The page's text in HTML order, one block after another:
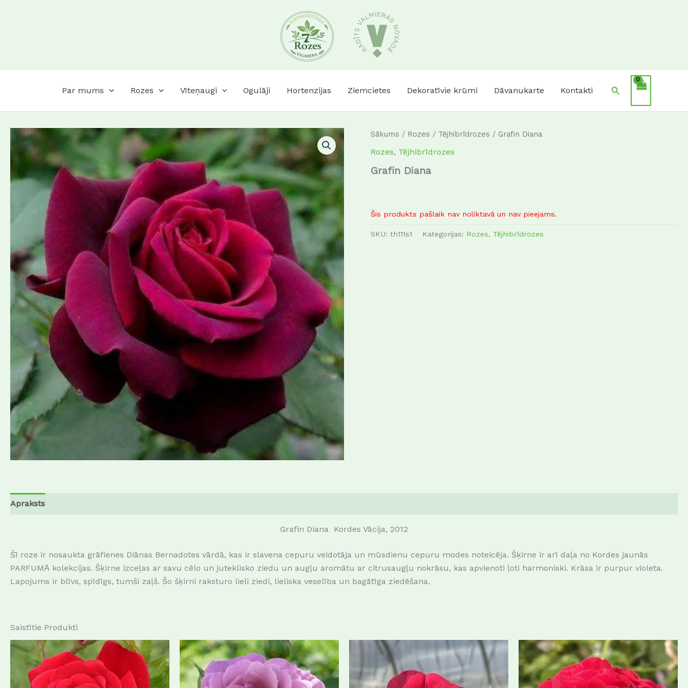
Par mums Rozes Vīteņaugi Ogulāji Hortenzijas Ziemcietes Dekoratīvie krūmi Dāvanukarte Kontakti Search
Sākums / Rozes / Tējhibrīdrozes / Grafin Diana
Rozes, Tējhibrīdrozes
Grafin Diana
Šis produkts pašlaik nav noliktavā un nav pieejams.
SKU:th111s1 Kategorijas: Rozes, Tējhibrīdrozes
Apraksts
Grafin Diana Kordes Vācija, 2012
Šī roze ir nosaukta grāfienes Diānas Bernadotes vārdā, kas ir slavena cepuru veidotāja un mūsdienu cepuru modes noteicēja. Šķirne ir arī daļa no Kordes jaunās
PARFUMА kolekcijas. Šķirne izceļas ar savu cēlo un juteklisko ziedu un augļu aromātu ar citrusaugļu nokrāsu, kas apvienoti ļoti harmoniski. Krāsa ir purpur violeta.
Lapojums ir blīvs, spīdīgs, tumši zaļš. Šo šķirni raksturo lieli ziedi, lieliska veselība un bagātīga ziedēšana.
Saistītie Produkti
This
product
has
multiple
This
product
has
multiple
This
product
multiple
This
product
has
multiple